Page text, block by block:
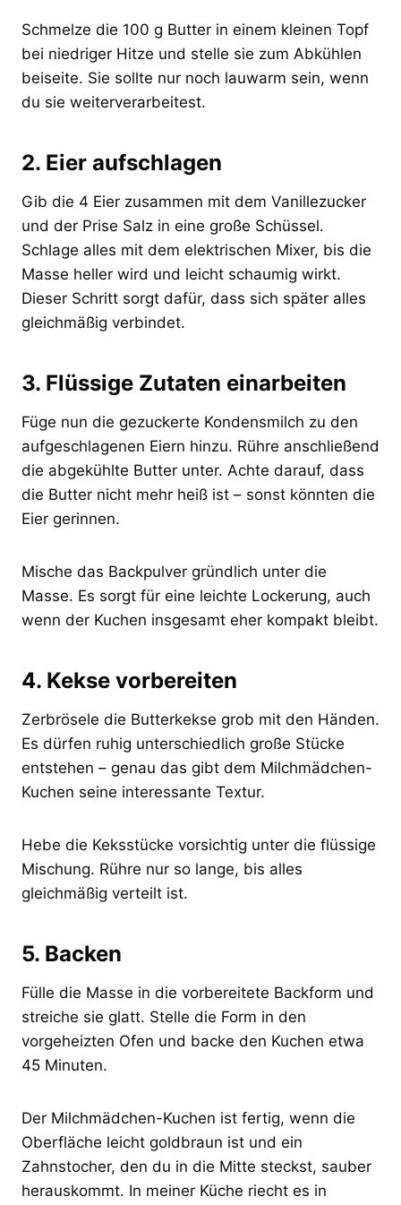
Schmelze die 100 g Butter in einem kleinen Topf
bei niedriger Hitze und stelle sie zum Abkühlen
beiseite. Sie sollte nur noch lauwarm sein, wenn
du sie weiterverarbeitest.
2. Eier aufschlagen
Gib die 4 Eier zusammen mit dem Vanillezucker
und der Prise Salz in eine große Schüssel.
Schlage alles mit dem elektrischen Mixer, bis die
Masse heller wird und leicht schaumig wirkt.
Dieser Schritt sorgt dafür, dass sich später alles
gleichmäßig verbindet.
3. Flüssige Zutaten einarbeiten
Füge nun die gezuckerte Kondensmilch zu den
aufgeschlagenen Eiern hinzu. Rühre anschließend
die abgekühlte Butter unter. Achte darauf, dass
die Butter nicht mehr heiß ist – sonst könnten die
Eier gerinnen.
Mische das Backpulver gründlich unter die
Masse. Es sorgt für eine leichte Lockerung, auch
wenn der Kuchen insgesamt eher kompakt bleibt.
4. Kekse vorbereiten
Zerbrösele die Butterkekse grob mit den Händen.
Es dürfen ruhig unterschiedlich große Stücke
entstehen – genau das gibt dem Milchmädchen-
Kuchen seine interessante Textur.
Hebe die Keksstücke vorsichtig unter die flüssige
Mischung. Rühre nur so lange, bis alles
gleichmäßig verteilt ist.
5. Backen
Fülle die Masse in die vorbereitete Backform und
streiche sie glatt. Stelle die Form in den
vorgeheizten Ofen und backe den Kuchen etwa
45 Minuten.
Der Milchmädchen-Kuchen ist fertig, wenn die
Oberfläche leicht goldbraun ist und ein
Zahnstocher, den du in die Mitte steckst, sauber
herauskommt. In meiner Küche riecht es in